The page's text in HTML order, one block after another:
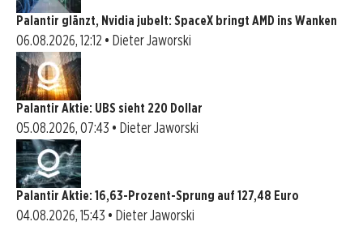
Palantir glänzt, Nvidia jubelt: SpaceX bringt AMD ins Wanken
06.08.2026, 12:12 • Dieter Jaworski
Palantir Aktie: UBS sieht 220 Dollar
05.08.2026, 07:43 • Dieter Jaworski
Palantir Aktie: 16,63-Prozent-Sprung auf 127,48 Euro
04.08.2026, 15:43 • Dieter Jaworski